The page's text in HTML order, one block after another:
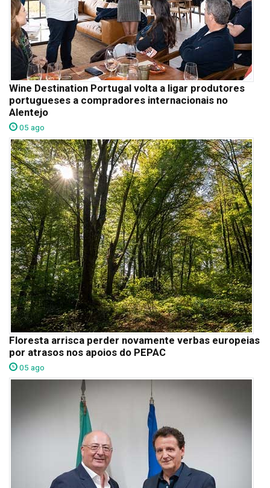
Wine Destination Portugal volta a ligar produtores
portugueses a compradores internacionais no
Alentejo
05 ago
Floresta arrisca perder novamente verbas europeias
por atrasos nos apoios do PEPAC
05 ago